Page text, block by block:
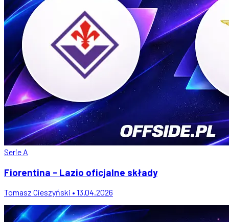
Serie A
Fiorentina - Lazio oficjalne składy
Tomasz Cieszyński • 13.04.2026